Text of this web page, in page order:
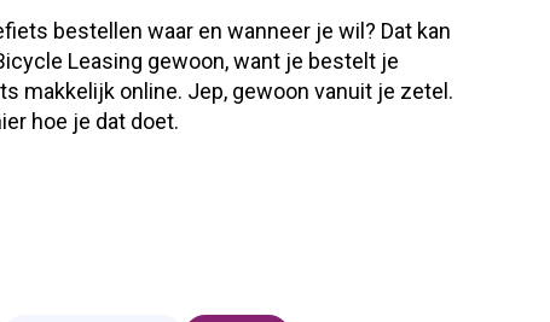
bestellen waar en wanneer je wil? Dat kan
Leasing gewoon, want je bestelt je
makkelijk online. Jep, gewoon vanuit je zetel.
hoe je dat doet.